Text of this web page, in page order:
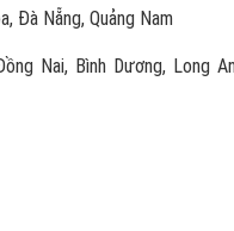
Đà Nẵng, Quảng Nam
Nai, Bình Dương, Long